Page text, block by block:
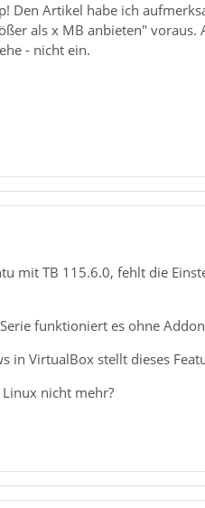
Den Artikel habe ich
als x MB anbieten"
- nicht ein.
mit TB 115.6.0, fehlt die
funktioniert es ohne
in VirtualBox stellt dieses
nicht mehr?